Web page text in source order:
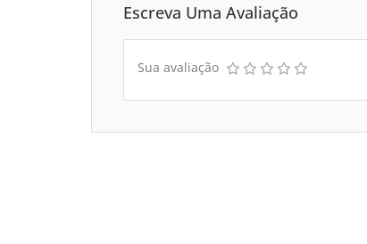
Escreva Uma Avaliação
Sua avaliação